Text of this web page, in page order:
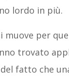
lordo in più.
muove per
trovato
fatto che